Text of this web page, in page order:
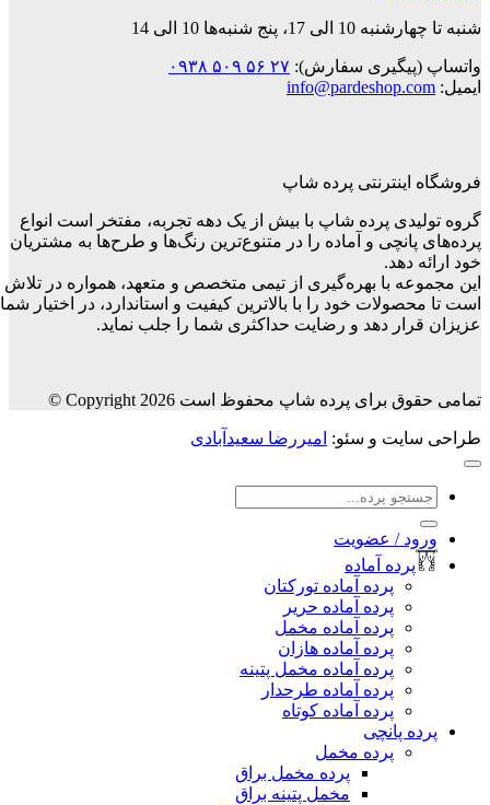
شنبه تا چهارشنبه 10 الی 17، پنج شنبه‌ها 10 الی 14
واتساپ (پیگیری سفارش):۲۷ ۵۶ ۵۰۹ ۰۹۳۸
ایمیل:info@pardeshop.com
فروشگاه اینترنتی پرده شاپ
گروه تولیدی پرده شاپ با بیش از یک دهه تجربه، مفتخر است انواع
پرده‌های پانچی و آماده را در متنوع‌ترین رنگ‌ها و طرح‌ها به مشتریان
خود ارائه دهد.
این مجموعه با بهره‌گیری از تیمی متخصص و متعهد، همواره در تلاش
است تا محصولات خود را با بالاترین کیفیت و استاندارد، در اختیار شما
عزیزان قرار دهد و رضایت حداکثری شما را جلب نماید.
تمامی حقوق برای پرده شاپ محفوظ است Copyright 2026 ©
طراحی سایت و سئو:امیررضا سعیدآبادی
جستجو
ورود / عضویت
پرده آماده
پرده آماده تورکتان
پرده آماده حریر
پرده آماده مخمل
پرده آماده هازان
پرده آماده مخمل پتینه
پرده آماده طرحدار
پرده آماده کوتاه
پرده پانچی
پرده مخمل
پرده مخمل براق
مخمل پتینه براق